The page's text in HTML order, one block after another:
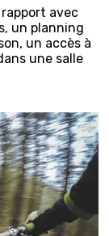
avec
un planning
un accès à
une salle